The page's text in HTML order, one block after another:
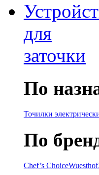
для
заточки
По
Точилки
По
Chef’s ChoiceWuesthof